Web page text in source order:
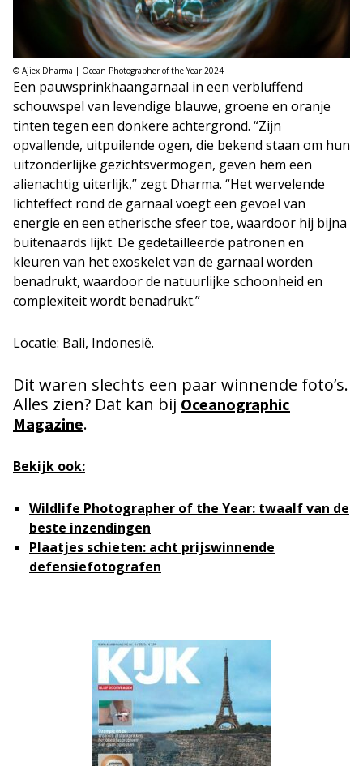
© Ajiex Dharma | Ocean Photographer of the Year 2024
Een pauwsprinkhaangarnaal in een verbluffend
schouwspel van levendige blauwe, groene en oranje
tinten tegen een donkere achtergrond. “Zijn
opvallende, uitpuilende ogen, die bekend staan om hun
uitzonderlijke gezichtsvermogen, geven hem een
alienachtig uiterlijk,” zegt Dharma. “Het wervelende
lichteffect rond de garnaal voegt een gevoel van
energie en een etherische sfeer toe, waardoor hij bijna
buitenaards lijkt. De gedetailleerde patronen en
kleuren van het exoskelet van de garnaal worden
benadrukt, waardoor de natuurlijke schoonheid en
complexiteit wordt benadrukt.”
Locatie: Bali, Indonesië.
Dit waren slechts een paar winnende foto’s.
Alles zien? Dat kan bij Oceanographic
Magazine.
Bekijk ook:
Wildlife Photographer of the Year: twaalf van de
beste inzendingen
Plaatjes schieten: acht prijswinnende
defensiefotografen